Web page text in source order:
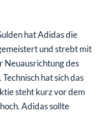
hat Adidas die
und strebt mit
Neuausrichtung des
hat sich das
steht kurz vor dem
Adidas sollte